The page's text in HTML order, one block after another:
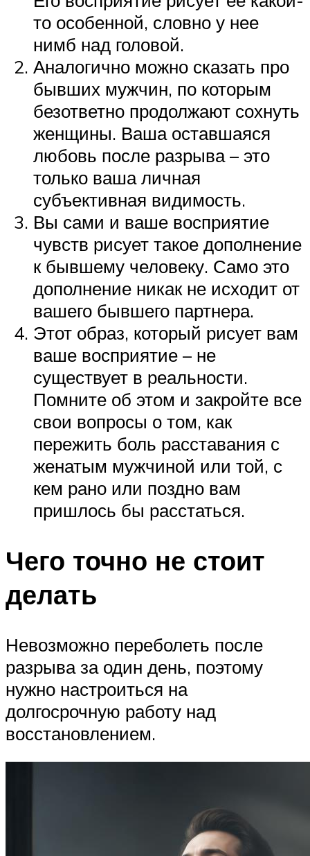
то особенной, словно у нее
нимб над головой.
Аналогично можно сказать про
бывших мужчин, по которым
безответно продолжают сохнуть
женщины. Ваша оставшаяся
любовь после разрыва – это
только ваша личная
субъективная видимость.
Вы сами и ваше восприятие
чувств рисует такое дополнение
к бывшему человеку. Само это
дополнение никак не исходит от
вашего бывшего партнера.
Этот образ, который рисует вам
ваше восприятие – не
существует в реальности.
Помните об этом и закройте все
свои вопросы о том, как
пережить боль расставания с
женатым мужчиной или той, с
кем рано или поздно вам
пришлось бы расстаться.
Чего точно не стоит
делать
Невозможно переболеть после
разрыва за один день, поэтому
нужно настроиться на
долгосрочную работу над
восстановлением.